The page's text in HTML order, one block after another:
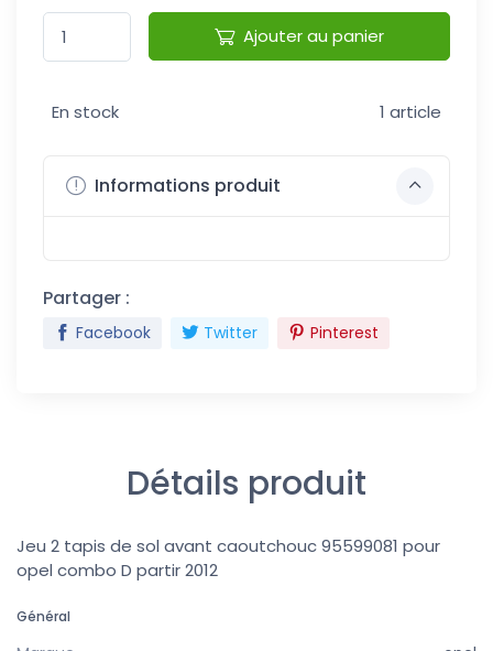
Ajouter au panier
En stock 1 article
Informations produit
Partager :
Facebook Twitter Pinterest
Détails produit
Jeu 2 tapis de sol avant caoutchouc 95599081 pour
opel combo D partir 2012
Général